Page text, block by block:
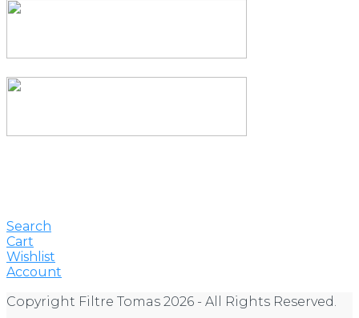
Search
Cart
Wishlist
Account
Copyright Filtre Tomas 2026 - All Rights Reserved.